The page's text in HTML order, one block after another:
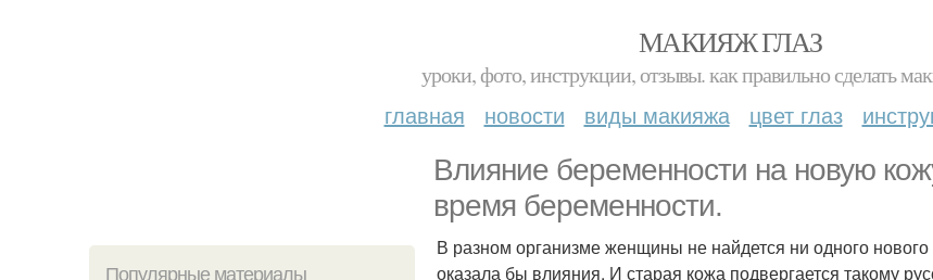
МАКИЯЖ ГЛАЗ
уроки, фото, инструкции, отзывы. как правильно сделать
главная новости виды макияжа цвет глаз
Влияние беременности на новую
время беременности.
Популярные материалы
В разном организме женщины не найдется ни одного
оказала бы влияния. И старая кожа подвергается такому